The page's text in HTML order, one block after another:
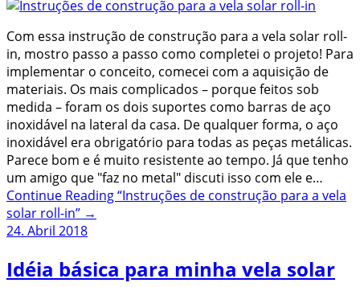
Com essa instrução de construção para a vela solar roll-
in, mostro passo a passo como completei o projeto! Para
implementar o conceito, comecei com a aquisição de
materiais. Os mais complicados – porque feitos sob
medida – foram os dois suportes como barras de aço
inoxidável na lateral da casa. De qualquer forma, o aço
inoxidável era obrigatório para todas as peças metálicas.
Parece bom e é muito resistente ao tempo. Já que tenho
um amigo que "faz no metal" discuti isso com ele e…
Continue Reading“Instruções de construção para a vela
solar roll-in” →
24. Abril 2018
Idéia básica para minha vela solar